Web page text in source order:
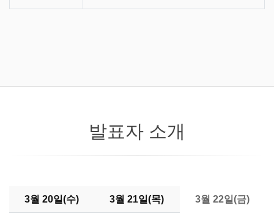
발표자 소개
3월 20일(수) 3월 21일(목) 3월 22일(금)